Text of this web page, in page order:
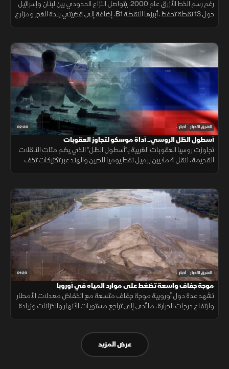
رغم رسم الخط الأزرق عام 2000، يتواصل النزاع الحدودي بين لبنان وإسرائيل
حول 13 نقطة تحفظ، أبرزها النقطة B1، إضافة إلى قضيتي بلدة الغجر ومزارع
02:30 الشرق للأخبار أخبار
أسطول الظل الروسي.. أداة موسكو لتجاوز العقوبات
تجاوزت روسيا العقوبات الغربية بـ"أسطول الظل" الذي يضم مئات الناقلات
القديمة، لنقل 4 ملايين برميل نفط يوميا للصين والهند عبر تكتيكات تخف
01:20 الشرق للأخبار أخبار
موجة جفاف واسعة تضغط على موارد المياه في أوروبا
تشهد عدة دول أوروبية موجة جفاف متسعة مع انخفاض معدلات الأمطار
وارتفاع درجات الحرارة، ما أدى إلى تراجع مستويات الأنهار والخزانات وزيادة
عرض المزيد